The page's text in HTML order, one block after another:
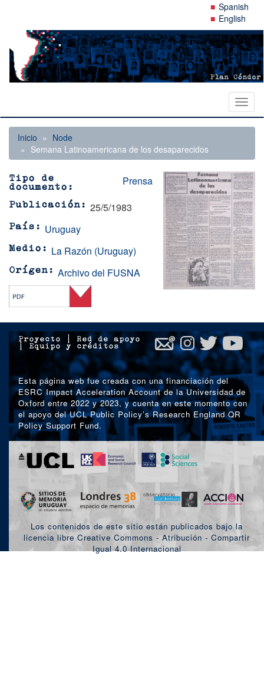
contenido
principal
Spanish
English
Inicio
Node
Semana Latinoamericana de los desaparecidos
Tipo de
documento
Prensa
Publicación 25/5/1983
País Uruguay
Medio La Razón (Uruguay)
Orígen Archivo del FUSNA
Proyecto | Red de apoyo
|
Equipo y créditos
Esta página web fue creada con una financiación del
ESRC Impact Acceleration Account de la Universidad de
Oxford entre 2022 y 2023, y cuenta en este momento con
el apoyo del UCL Public Policy’s Research England QR
Policy Support Fund.
Los contenidos de este sitio están publicados bajo la
licencia libre Creative Commons - Atribución - Compartir
Igual 4.0 Internacional